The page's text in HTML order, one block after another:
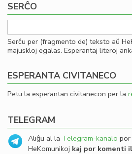
SERĈO
Serĉu per (fragmento de) teksto aŭ
majuskloj egalas. Esperantaj literoj
ESPERANTA CIVITANECO
Petu la esperantan civitanecon per la
TELEGRAM
Aliĝu al la Telegram-kanalo por
HeKomunikoj kaj por komenti